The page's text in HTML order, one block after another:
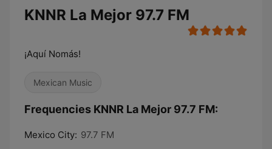
KNNR La Mejor 97.7 FM
¡Aquí Nomás!
Mexican Music
Frequencies KNNR La Mejor 97.7 FM:
Mexico City: 97.7 FM